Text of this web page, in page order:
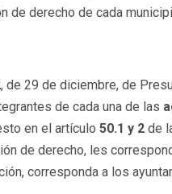
de derecho de cada
, de 29 de diciembre, de
de cada una de las
en el artículo 50.1 y 2 de
de derecho, les
corresponda a los